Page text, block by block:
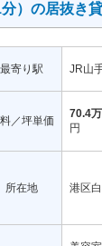
）の居抜き
最寄り駅 JR山
／坪単価
70.4
円
所在地 港区